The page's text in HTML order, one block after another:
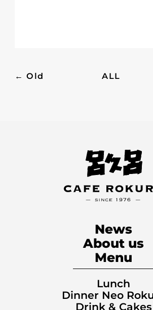
← Old ALL
News
About us
Menu
Lunch
Dinner Neo
Drink & Cakes